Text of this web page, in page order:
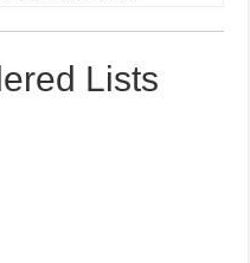
Lists